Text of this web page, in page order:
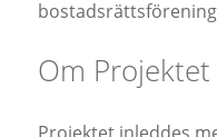
Om Projektet